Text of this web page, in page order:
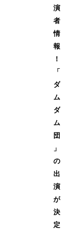
演
者
情
報
！
「
ダ
ム
ダ
ム
団
」
の
出
演
が
決
定